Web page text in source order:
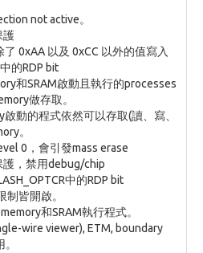
not active。
護
0xAA 以及 0xCC 以外的值寫入
的RDP bit
和SRAM啟動且執行的processes
做存取。
動的程式依然可以存取(讀、寫、
。
0，會引發mass erase
護，禁用debug/chip
中的RDP bit
制皆開啟。
和SRAM執行程式。
wire viewer), ETM, boundary